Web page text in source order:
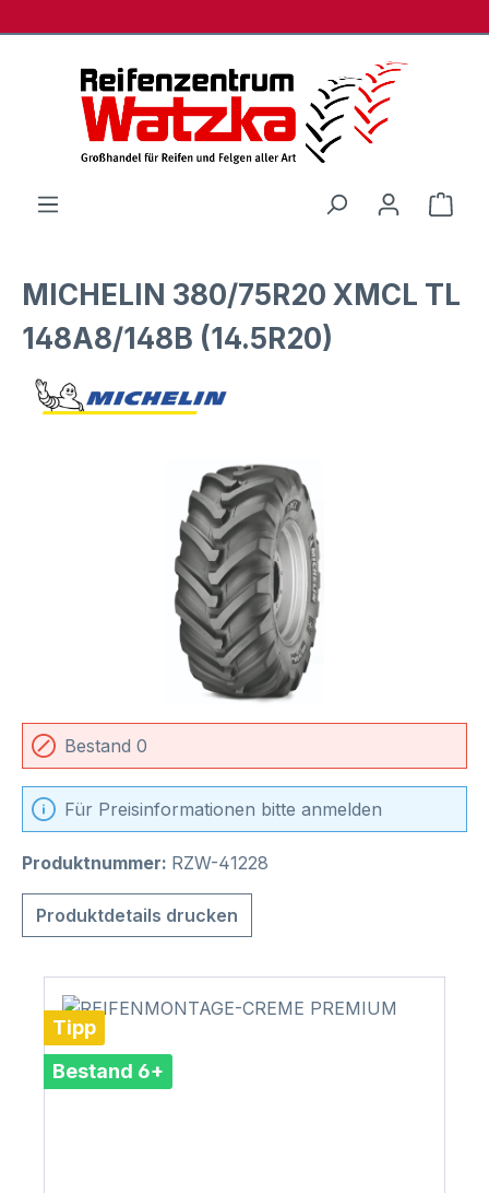
MICHELIN 380/75R20 XMCL TL
148A8/148B (14.5R20)
Bildergalerie überspringen
Bestand 0
Für Preisinformationen bitte anmelden
Produktnummer: RZW-41228
Produktdetails drucken
Tipp
Bestand 6+